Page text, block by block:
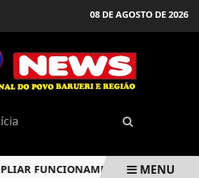
08 DE AGOSTO DE 2026
FUNCIONAMENTO DE METRÔ E
MENU